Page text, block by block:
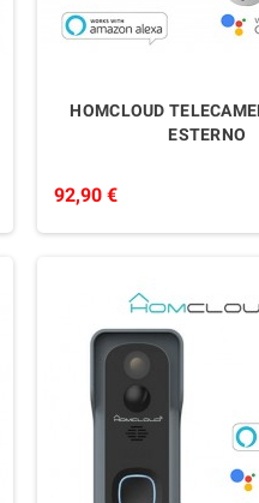
HOMCLOUD
ESTERNO
92,90 €